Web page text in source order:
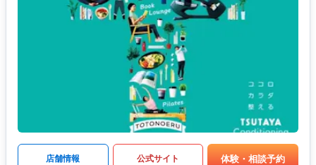
店舗情報 公式サイト 体験・相談予約